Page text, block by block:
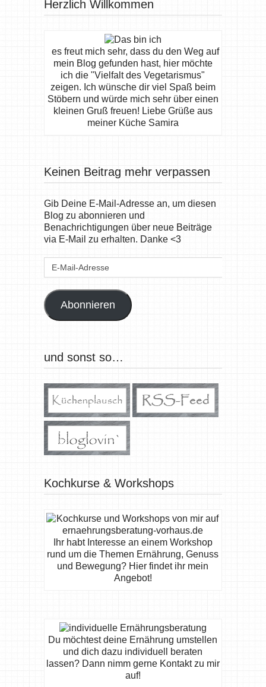
Herzlich Willkommen
es freut mich sehr, dass du den Weg auf
mein Blog gefunden hast, hier möchte
ich die "Vielfalt des Vegetarismus"
zeigen. Ich wünsche dir viel Spaß beim
Stöbern und würde mich sehr über einen
kleinen Gruß freuen! Liebe Grüße aus
meiner Küche Samira
Keinen Beitrag mehr verpassen
Gib Deine E-Mail-Adresse an, um diesen
Blog zu abonnieren und
Benachrichtigungen über neue Beiträge
via E-Mail zu erhalten. Danke <3
E-
Abonnieren
und sonst so…
Kochkurse & Workshops
Ihr habt Interesse an einem Workshop
rund um die Themen Ernährung, Genuss
und Bewegung? Hier findet ihr mein
Angebot!
Du möchtest deine Ernährung umstellen
und dich dazu individuell beraten
lassen? Dann nimm gerne Kontakt zu mir
auf!